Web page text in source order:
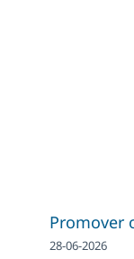
Promover
28-06-2026